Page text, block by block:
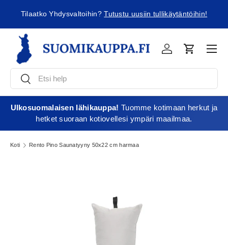
Jatka sisältöön
Tilaatko Yhdysvaltoihin?Tutustu uusiin tullikäytäntöihin!
EtsiEtsi
KirjauduOstoskori
Ulkosuomalaisen lähikauppa! Tuomme kotimaan herkut ja
hetket suoraan kotiovellesi ympäri maailmaa.
Koti Rento Pino Saunatyyny 50x22 cm harmaa